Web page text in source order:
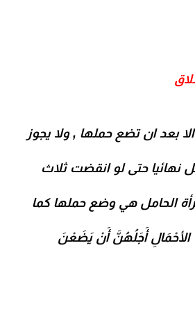
الا بعد ان تضع حملها , ولا يجوز
نهائيا حتى لو انقضت ثلاث
الحامل هي وضع حملها كما
الأحْمَالِ أَجَلُهُنَّ أَنْ يَضَعْنَ